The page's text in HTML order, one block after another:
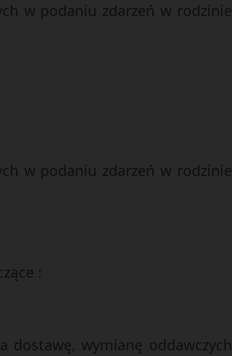
w podaniu zdarzeń w rodzinie
w podaniu zdarzeń w rodzinie
:
dostawę, wymianę oddawczych